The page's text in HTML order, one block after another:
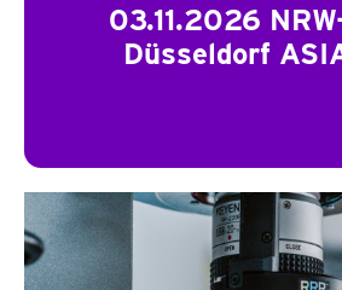
03.11.2026
Düsseldorf